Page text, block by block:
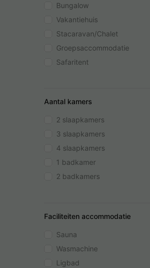
Bungalow
Vakantiehuis
Stacaravan/Chalet
Groepsaccommodatie
Safaritent
Aantal kamers
2 slaapkamers
3 slaapkamers
4 slaapkamers
1 badkamer
2 badkamers
Faciliteiten accommodatie
Sauna
Wasmachine
Ligbad